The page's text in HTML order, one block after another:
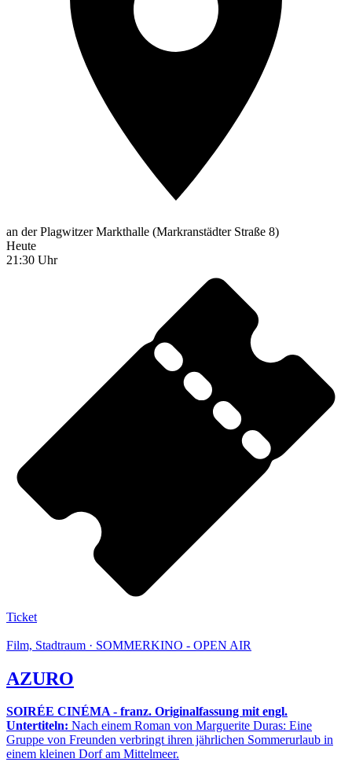
an der Plagwitzer Markthalle (Markranstädter Straße 8)
Heute
21:30 Uhr
Ticket
Film, Stadtraum · SOMMERKINO - OPEN AIR
AZURO
SOIRÉE CINÉMA - franz. Originalfassung mit engl.
Untertiteln: Nach einem Roman von Marguerite Duras: Eine
Gruppe von Freunden verbringt ihren jährlichen Sommerurlaub in
einem kleinen Dorf am Mittelmeer.